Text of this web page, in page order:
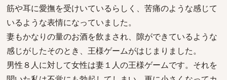
筋や耳に愛撫を受けいているらしく、苦痛のような感じて
いるような表情になっていました。
妻もかなりの量のお酒を飲まされ、隙ができているような
感じがしたそのとき、王様ゲームがはじまりました。
男性８人に対して女性は妻１人の王様ゲームです。それを